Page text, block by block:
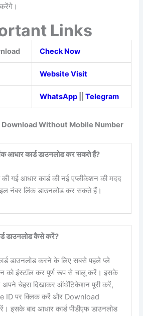
Links
Check Now
Website Visit
WhatsApp ||Telegram
Download Without Mobile Number
आधार कार्ड डाउनलोड कर सकते हैं?
की गई आधार कार्ड की नई एप्लीकेशन की मदद
नंबर लिंक डाउनलोड कर सकते हैं।
डाउनलोड कैसे करें?
डाउनलोड करने के लिए सबसे पहले प्ले
को इंस्टॉल कर पूर्ण रूप से चालू करें। इसके
अपने चेहरा दिखाकर ऑथेंटिकेशन पूरी करें,
ID पर क्लिक करें और Download
इसके बाद आधार कार्ड पीडीएफ डाउनलोड